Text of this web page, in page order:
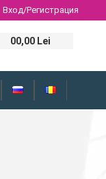
Вход/Регистрация
00,00 Lei